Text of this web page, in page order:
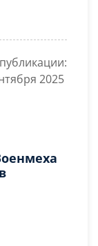
2025